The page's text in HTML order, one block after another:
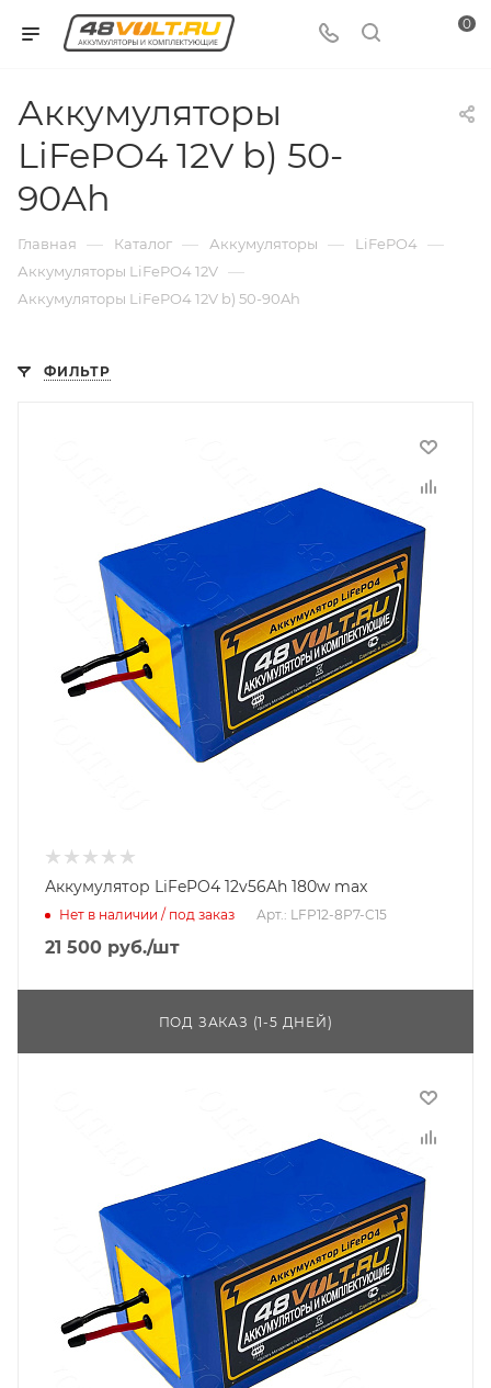
0
Аккумуляторы
LiFePO4 12V b) 50-
90Ah
Главная — Каталог — Аккумуляторы — LiFePO4 —
Аккумуляторы LiFePO4 12V —
Аккумуляторы LiFePO4 12V b) 50-90Ah
ФИЛЬТР
Аккумулятор LiFePO4 12v56Ah 180w max
Нет в наличии / под заказ Арт.: LFP12-8P7-C15
21 500 руб./шт
ПОД ЗАКАЗ (1-5 ДНЕЙ)